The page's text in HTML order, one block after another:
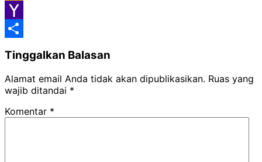
Google
Classroom
Yahoo
Tinggalkan Balasan
Alamat email Anda tidak akan dipublikasikan. Ruas yang
wajib ditandai *
Komentar *